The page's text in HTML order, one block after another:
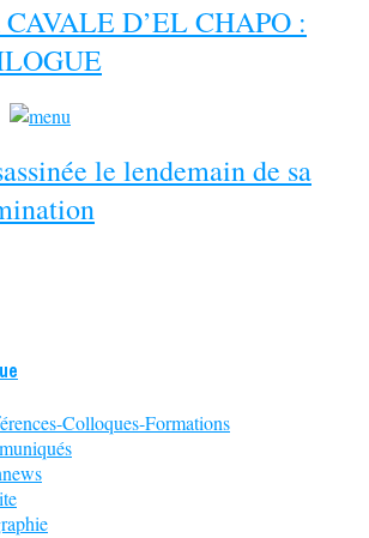
D’EL CHAPO :
le lendemain de sa
Colloques-Formations